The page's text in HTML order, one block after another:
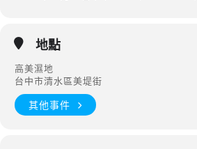
地點
高美濕地
台中市清水區美堤街
其他事件